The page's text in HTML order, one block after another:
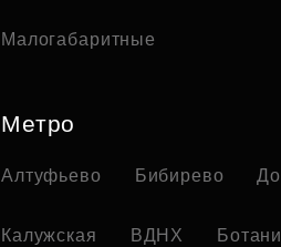
Малогабаритные
Метро
Алтуфьево Бибирево
Калужская ВДНХ